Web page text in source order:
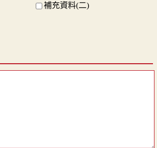
補充資料(二)